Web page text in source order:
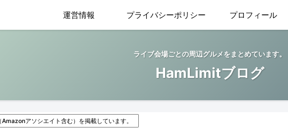
ライブ会場ごとの周辺グルメをまとめています。
HamLimitブログ
運営情報 プライバシーポリシー プロフィール
アソシエイト含む）を掲載しています。